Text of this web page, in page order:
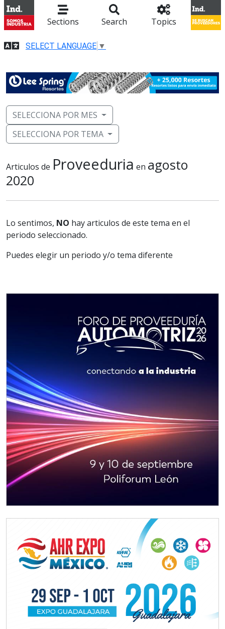
Sections Search Topics
SELECT LANGUAGE ▼
SELECCIONA POR MES
SELECCIONA POR TEMA
Articulos de Proveeduria en agosto
2020
Lo sentimos, NO hay articulos de este tema en el
periodo seleccionado.
Puedes elegir un periodo y/o tema diferente